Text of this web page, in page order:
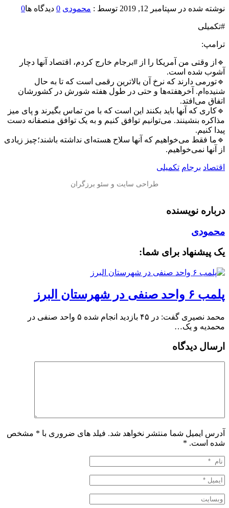
نوشته شده در سپتامبر 12, 2019 توسط : محمودی 0 دیدگاه ها0
#تکمیلی
ترامپ:
🔹از وقتی من آمریکا را از #برجام خارج کردم، اقتصاد آنها دچار
آشوب شده است.
🔹تورمی دارند که نرخ آن بالاترین رقمی است که تا به حال
شنیده‌ام. آخرهفته‌ها و حتی در طول هفته شورش در کشورشان
اتفاق می‌افتد.
🔹کاری که آنها باید بکنند این است که با من تماس بگیرند و پای میز
مذاکره بنشینند. می‌توانیم توافق کنیم و به یک توافق منصفانه دست
پیدا کنیم.
🔹ما فقط می‌خواهیم که آنها سلاح هسته‌ای نداشته باشند؛چیز زیادی
از آنها نمی‌خواهیم.
اقتصاد برجام تکمیلی
درباره نویسنده
محمودی
یک پیشنهاد برای شما:
پلمب ۶ واحد صنفی در شهرستان البرز
محمد نصیری گفت: در ۴۵ بازدید انجام شده ۵ واحد صنفی در
محمدیه و یک…
ارسال دیدگاه
آدرس ایمیل شما منتشر نخواهد شد. فیلد های ضروری با * مشخص
شده است. *